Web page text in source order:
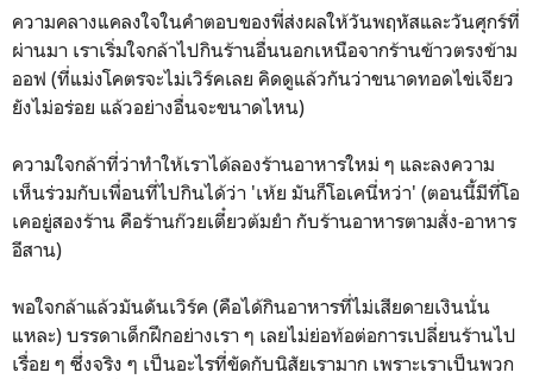
ความคลางแคลงใจในคำตอบของพี่ส่งผลให้วันพฤหัสและวันศุกร์ที่
ผ่านมา เราเริ่มใจกล้าไปกินร้านอื่นนอกเหนือจากร้านข้าวตรงข้าม
ออฟ (ที่แม่งโคตรจะไม่เวิร์คเลย คิดดูแล้วกันว่าขนาดทอดไข่เจียว
ยังไม่อร่อย แล้วอย่างอื่นจะขนาดไหน)
ความใจกล้าที่ว่าทำให้เราได้ลองร้านอาหารใหม่ ๆ และลงความ
เห็นร่วมกับเพื่อนที่ไปกินได้ว่า 'เห้ย มันก็โอเคนี่หว่า' (ตอนนี้มีที่โอ
เคอยู่สองร้าน คือร้านก๊วยเตี๋ยวต้มยำ กับร้านอาหารตามสั่ง-อาหาร
อีสาน)
พอใจกล้าแล้วมันดันเวิร์ค (คือได้กินอาหารที่ไม่เสียดายเงินนั่น
แหละ) บรรดาเด็กฝึกอย่างเรา ๆ เลยไม่ย่อท้อต่อการเปลี่ยนร้านไป
เรื่อย ๆ ซึ่งจริง ๆ เป็นอะไรที่ขัดกับนิสัยเรามาก เพราะเราเป็นพวก